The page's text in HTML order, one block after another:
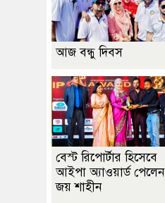
আজ বন্ধু দিবস
বেস্ট রিপোর্টার হিসেবে
আইপা অ্যাওয়ার্ড পেলেন
জয় শাহীন